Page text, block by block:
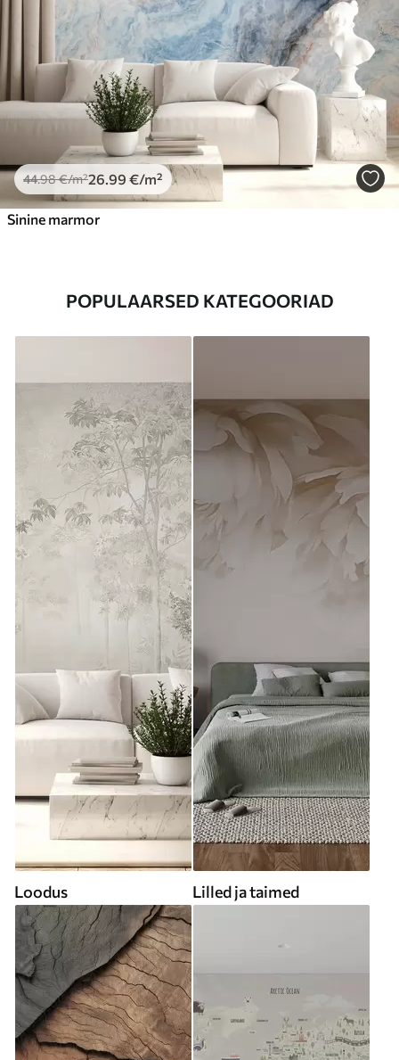
44.98€/m²26 .99 €/m²
Sinine marmor
POPULAARSED KATEGOORIAD
Loodus Lilled ja taimed